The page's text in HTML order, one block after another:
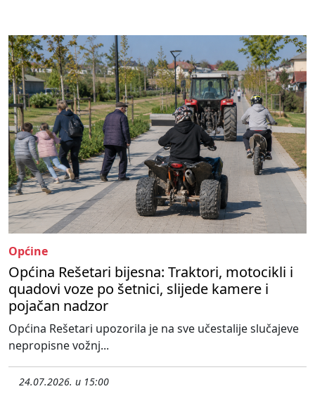
Općine
Općina Rešetari bijesna: Traktori, motocikli i
quadovi voze po šetnici, slijede kamere i
pojačan nadzor
Općina Rešetari upozorila je na sve učestalije slučajeve
nepropisne vožnj...
24.07.2026. u 15:00